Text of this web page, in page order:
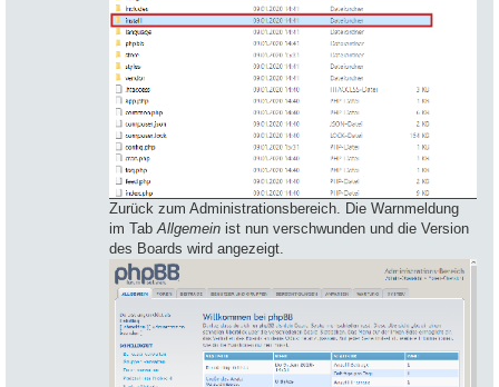
Zurück zum Administrationsbereich. Die Warnmeldung
im Tab Allgemein ist nun verschwunden und die Version
des Boards wird angezeigt.